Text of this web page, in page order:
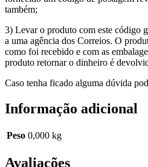
também;
3) Levar o produto com este código
a uma agência dos Correios. O
como foi recebido e com as
produto retornar o dinheiro é
Caso tenha ficado alguma dúvida
Informação adicional
Peso 0,000 kg
Avaliações